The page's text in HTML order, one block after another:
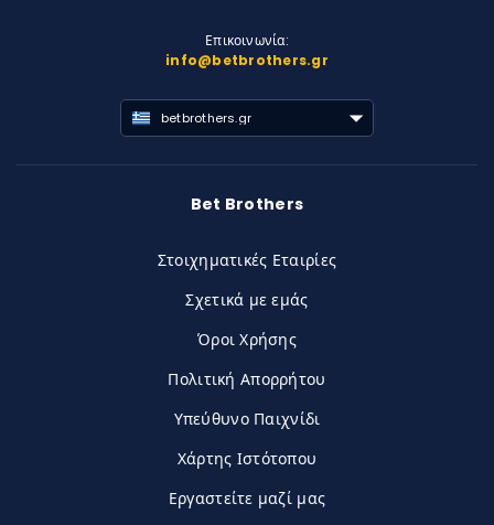
Επικοινωνία:
info@betbrothers.gr
betbrothers.gr
Bet Brothers
Στοιχηματικές Εταιρίες
Σχετικά με εμάς
Όροι Χρήσης
Πολιτική Απορρήτου
Υπεύθυνο Παιχνίδι
Χάρτης Ιστότοπου
Εργαστείτε μαζί μας